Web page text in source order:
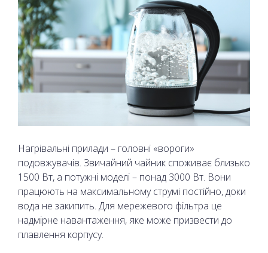
Нагрівальні прилади – головні «вороги»
подовжувачів. Звичайний чайник споживає близько
1500 Вт, а потужні моделі – понад 3000 Вт. Вони
працюють на максимальному струмі постійно, доки
вода не закипить. Для мережевого фільтра це
надмірне навантаження, яке може призвести до
плавлення корпусу.